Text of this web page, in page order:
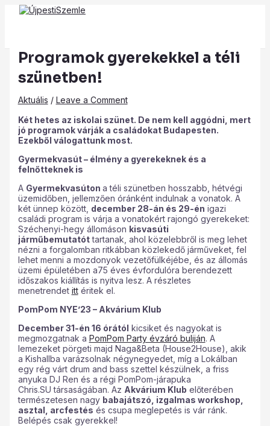
Skip
Main
Menu
Programok gyerekekkel a téli
szünetben!
Aktuális / Leave a Comment
Két hetes az iskolai szünet. De nem kell aggódni, mert
jó programok várják a családokat Budapesten.
Ezekből válogattunk most.
Gyermekvasút – élmény a gyerekeknek és a
felnőtteknek is
A Gyermekvasúton a téli szünetben hosszabb, hétvégi
üzemidőben, jellemzően óránként indulnak a vonatok. A
két ünnep között, december 28-án és 29-én igazi
családi program is várja a vonatokért rajongó gyerekeket:
Széchenyi-hegy állomáson kisvasúti
járműbemutatóttartanak, ahol közelebbről is meg lehet
nézni a forgalomban ritkábban közlekedő járműveket, fel
lehet menni a mozdonyok vezetőfülkéjébe, és az állomás
üzemi épületében a75 éves évfordulóra berendezett
időszakos kiállítás is nyitva lesz. A részletes
menetrendet ittéritek el.
PomPom NYE’23 – Akvárium Klub
December 31-én 16 órától kicsiket és nagyokat is
megmozgatnak a PomPom Party évzáró buliján. A
lemezeket pörgeti majd Naga&Beta (House2House), akik
a Kishallba varázsolnak négynegyedet, míg a Lokálban
egy rég várt drum and bass szettel készülnek, a friss
anyuka DJ Ren és a régi PomPom-járapuka
Chris.SU társaságában. Az Akvárium Klub előterében
természetesen nagy babajátszó, izgalmas workshop,
asztal, arcfestés és csupa meglepetés is vár ránk.
Belépés csak gyerekkel!
Post
navigation
Type
here..
Name*
Email*
Website